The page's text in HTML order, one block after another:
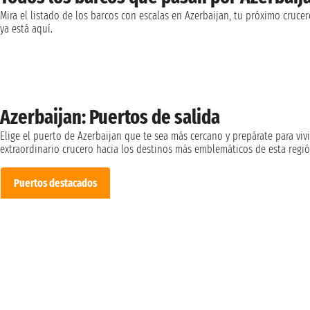
Mira el listado de los barcos con escalas en Azerbaijan, tu próximo
ya está aquí.
Azerbaijan: Puertos de salida
Elige el puerto de Azerbaijan que te sea más cercano y prepárate para
extraordinario crucero hacia los destinos más emblemáticos de esta
Puertos destacados